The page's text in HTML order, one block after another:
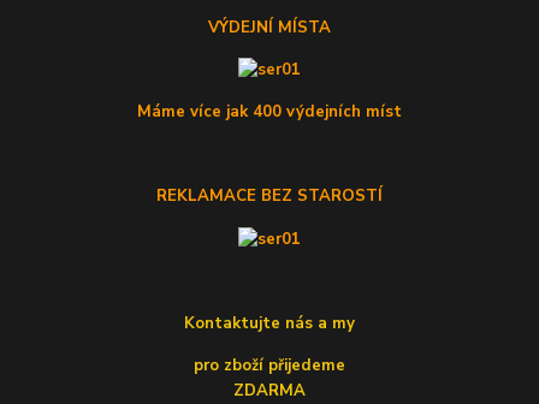
VÝDEJNÍ MÍSTA
Máme více jak 400 výdejních míst
REKLAMACE BEZ STAROSTÍ
Kontaktujte nás a my
pro zboží přijedeme
ZDARMA